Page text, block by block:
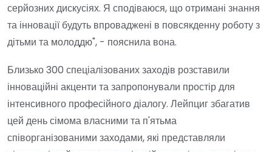
серйозних дискусіях. Я сподіваюся, що отримані знання
та інновації будуть впроваджені в повсякденну роботу з
дітьми та молоддю", - пояснила вона.
Близько 300 спеціалізованих заходів розставили
інноваційні акценти та запропонували простір для
інтенсивного професійного діалогу. Лейпциг збагатив
цей день сімома власними та п'ятьма
співорганізованими заходами, які представляли